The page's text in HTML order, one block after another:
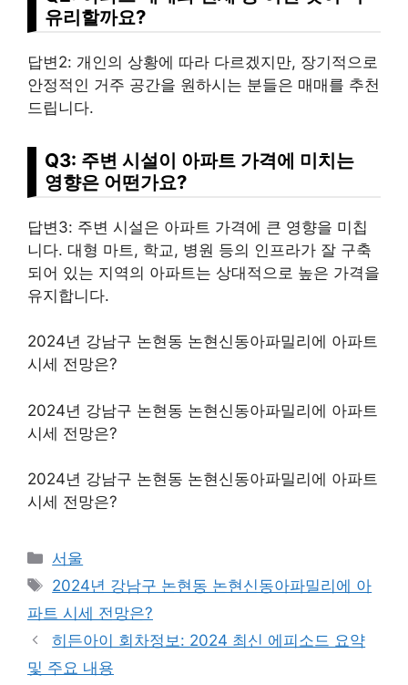
유리할까요?
답변2: 개인의 상황에 따라 다르겠지만, 장기적으로
안정적인 거주 공간을 원하시는 분들은 매매를 추천
드립니다.
Q3: 주변 시설이 아파트 가격에 미치는
영향은 어떤가요?
답변3: 주변 시설은 아파트 가격에 큰 영향을 미칩
니다. 대형 마트, 학교, 병원 등의 인프라가 잘 구축
되어 있는 지역의 아파트는 상대적으로 높은 가격을
유지합니다.
2024년 강남구 논현동 논현신동아파밀리에 아파트
시세 전망은?
2024년 강남구 논현동 논현신동아파밀리에 아파트
시세 전망은?
2024년 강남구 논현동 논현신동아파밀리에 아파트
시세 전망은?
Categories
서울
Tags
2024년 강남구 논현동 논현신동아파밀리에 아
파트 시세 전망은?
히든아이 회차정보: 2024 최신 에피소드 요약
및 주요 내용